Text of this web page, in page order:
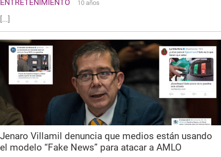
ENTRETENIMIENTO 10 años
[...]
Jenaro Villamil denuncia que medios están usando
el modelo “Fake News” para atacar a AMLO